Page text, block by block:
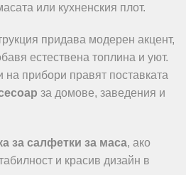
или кухненския плот.
придава модерен акцент,
естествена топлина и уют.
на прибори правят поставката
за домове, заведения и
за салфетки за маса, ако
и красив дизайн в